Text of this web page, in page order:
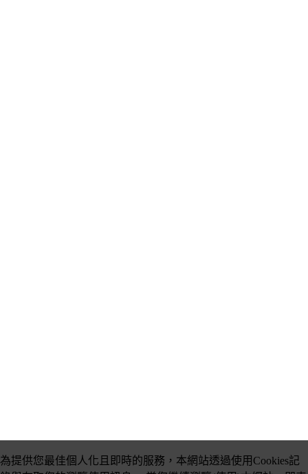
為提供您最佳個人化且即時的服務，本網站透過使用Cookies記